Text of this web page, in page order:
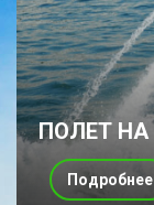
ПОЛЕТ
Подробнее